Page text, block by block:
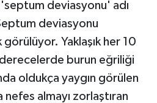
deviasyonu' adı
deviasyonu
Yaklaşık her 10
burun eğriliği
oldukça yaygın görülen
nefes almayı zorlaştıran